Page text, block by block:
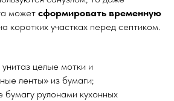
может сформировать временную
коротких участках перед септиком.
целые мотки и
ленты» из бумаги;
бумагу рулонами кухонных